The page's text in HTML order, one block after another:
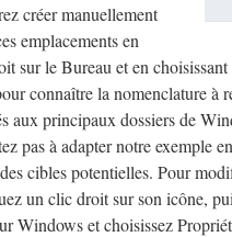
créer manuellement
emplacements en
sur le Bureau et en
connaître la nomenclature à
aux principaux dossiers de
pas à adapter notre exemple
cibles potentielles. Pour
un clic droit sur son icône,
Windows et choisissez